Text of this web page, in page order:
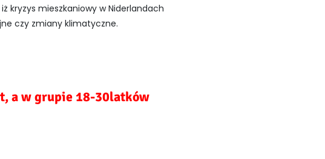
kryzys mieszkaniowy w Niderlandach
czy zmiany klimatyczne.
a w grupie 18-30latków